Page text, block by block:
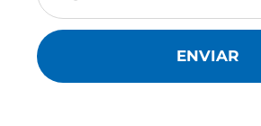
ENVIAR